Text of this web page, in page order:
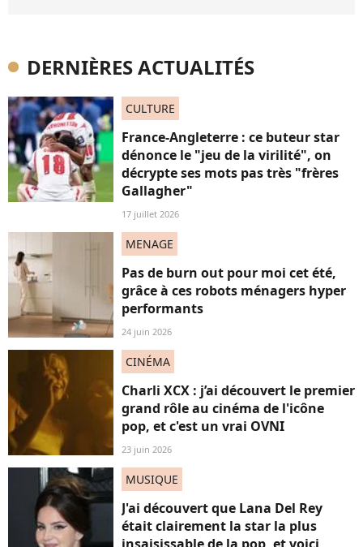
DERNIÈRES ACTUALITÉS
CULTURE
France-Angleterre : ce buteur star
dénonce le "jeu de la virilité", on
décrypte ses mots pas très "frères
Gallagher"
17 juillet 2026
MENAGE
Pas de burn out pour moi cet été,
grâce à ces robots ménagers hyper
performants
24 juin 2026
CINÉMA
Charli XCX : j’ai découvert le premier
grand rôle au cinéma de l'icône
pop, et c'est un vrai OVNI
23 juin 2026
MUSIQUE
J'ai découvert que Lana Del Rey
était clairement la star la plus